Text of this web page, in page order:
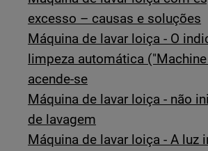
excesso – causas e soluções
Máquina de lavar loiça - O
limpeza automática ("Machine
acende-se
Máquina de lavar loiça - não
de lavagem
Máquina de lavar loiça - A luz